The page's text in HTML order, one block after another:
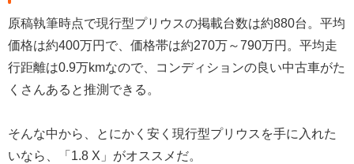
原稿執筆時点で現行型プリウスの掲載台数は約880台。平均
価格は約400万円で、価格帯は約270万～790万円。平均走
行距離は0.9万kmなので、コンディションの良い中古車がた
くさんあると推測できる。
そんな中から、とにかく安く現行型プリウスを手に入れた
いなら、「1.8 X」がオススメだ。